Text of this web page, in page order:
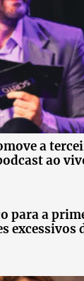
a
ao
para a
excessivos